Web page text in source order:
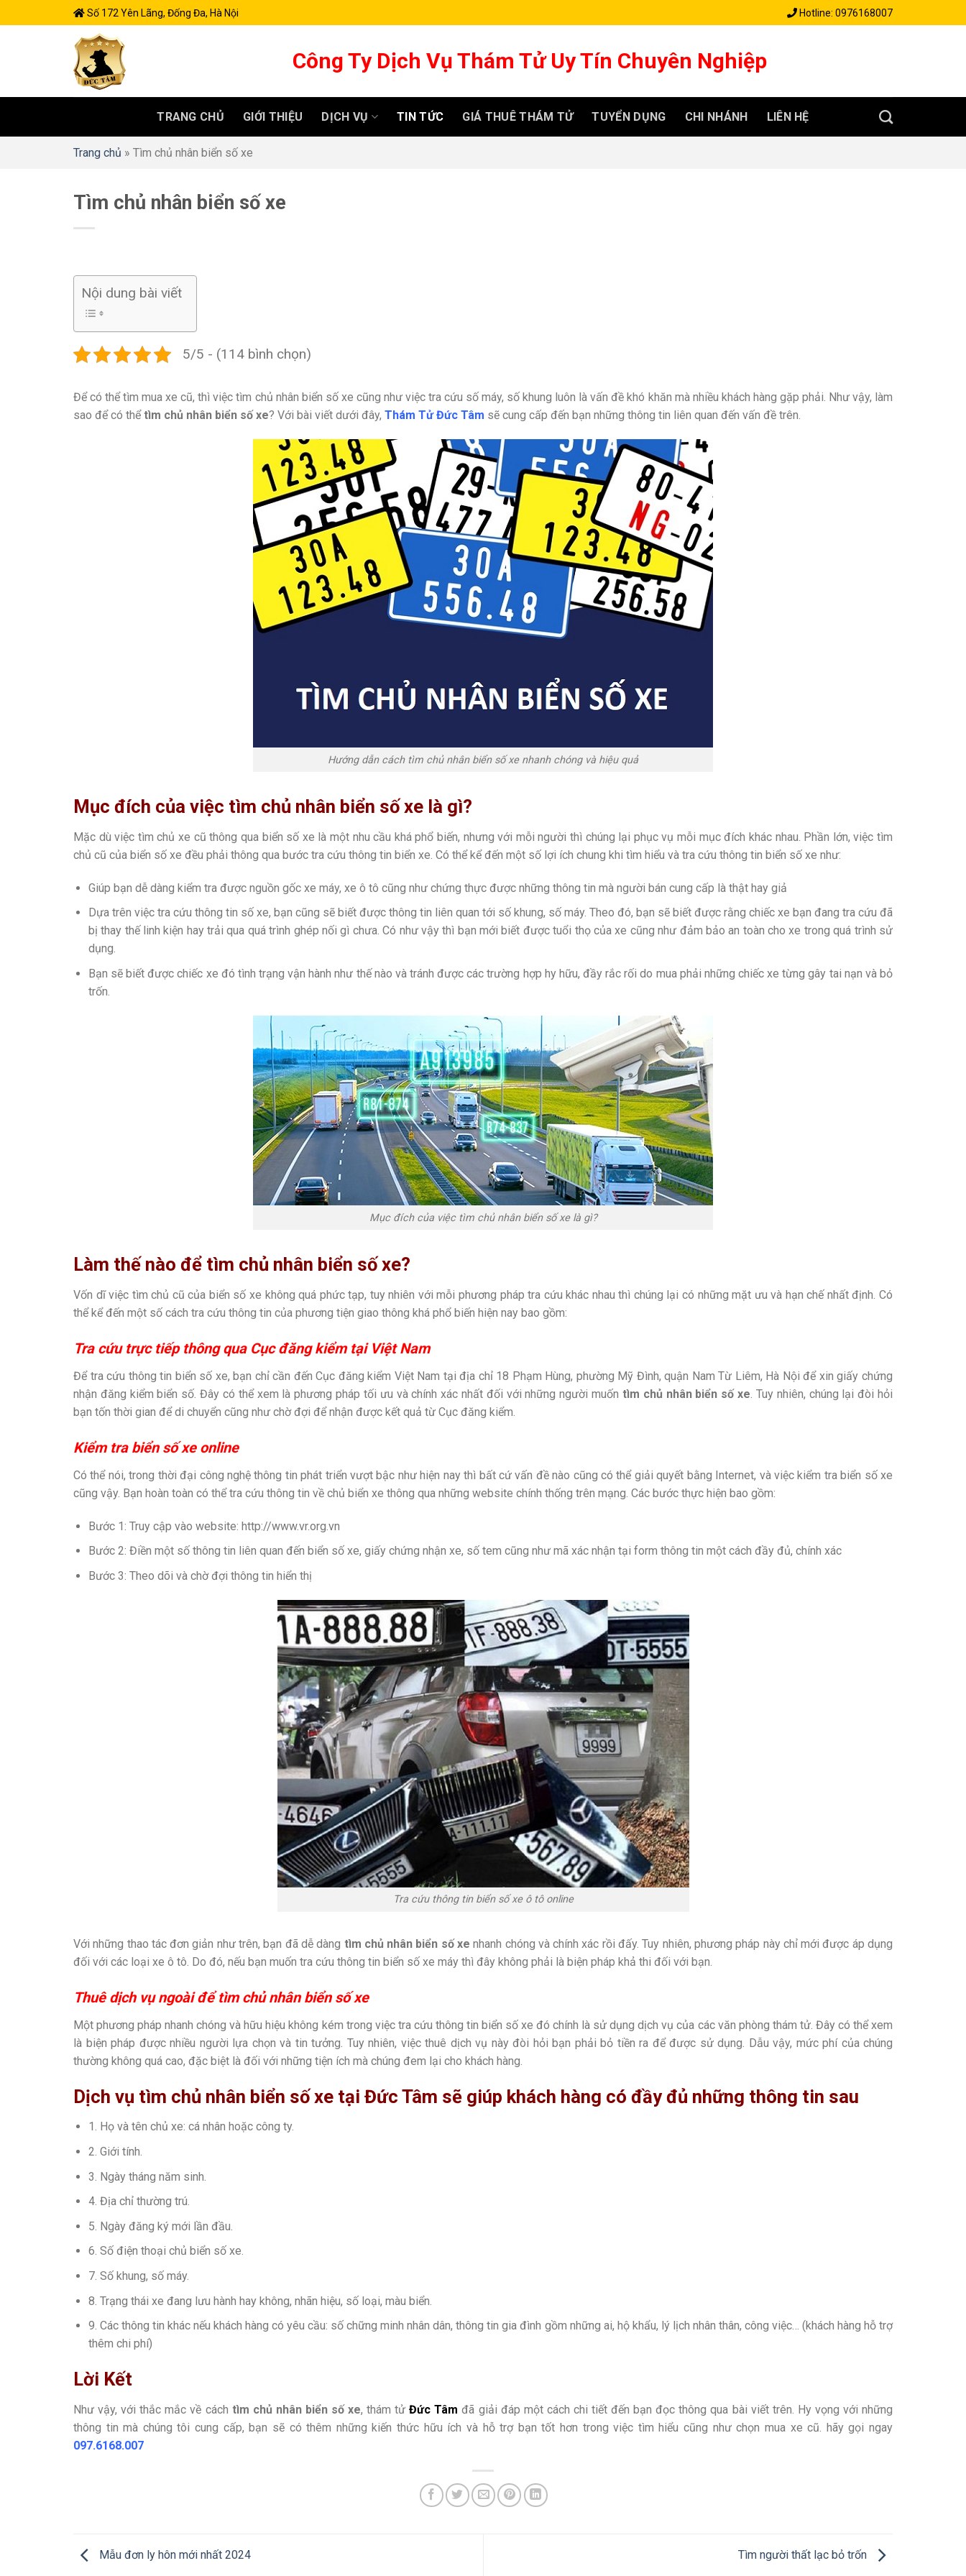
to
Số 172 Yên Lãng, Đống Đa, Hà Nội Hotline: 0976168007
Công Ty Dịch Vụ Thám Tử Uy Tín Chuyên Nghiệp
TRANG CHỦ GIỚI THIỆU DỊCH VỤ TIN TỨC GIÁ THUÊ THÁM TỬ TUYỂN DỤNG CHI NHÁNH LIÊN HỆ
Trang chủ » Tìm chủ nhân biển số xe
Tìm chủ nhân biển số xe
Nội dung bài viết
5/5 - (114 bình chọn)
Để có thể tìm mua xe cũ, thì việc tìm chủ nhân biển số xe cũng như việc tra cứu số máy, số khung luôn là vấn đề khó khăn mà nhiều khách hàng gặp phải. Như vậy, làm
sao để có thểtìm chủ nhân biển số xe? Với bài viết dưới đây, Thám Tử Đức Tâm sẽ cung cấp đến bạn những thông tin liên quan đến vấn đề trên.
Hướng dẫn cách tìm chủ nhân biển số xe nhanh chóng và hiệu quả
Mục đích của việc tìm chủ nhân biển số xe là gì?
Mặc dù việc tìm chủ xe cũ thông qua biển số xe là một nhu cầu khá phổ biến, nhưng với mỗi người thì chúng lại phục vụ mỗi mục đích khác nhau. Phần lớn, việc tìm
chủ cũ của biển số xe đều phải thông qua bước tra cứu thông tin biển xe. Có thể kể đến một số lợi ích chung khi tìm hiểu và tra cứu thông tin biển số xe như:
Giúp bạn dễ dàng kiểm tra được nguồn gốc xe máy, xe ô tô cũng như chứng thực được những thông tin mà người bán cung cấp là thật hay giả
Dựa trên việc tra cứu thông tin số xe, bạn cũng sẽ biết được thông tin liên quan tới số khung, số máy. Theo đó, bạn sẽ biết được rằng chiếc xe bạn đang tra cứu đã
bị thay thế linh kiện hay trải qua quá trình ghép nối gì chưa. Có như vậy thì bạn mới biết được tuổi thọ của xe cũng như đảm bảo an toàn cho xe trong quá trình sử
dụng.
Bạn sẽ biết được chiếc xe đó tình trạng vận hành như thế nào và tránh được các trường hợp hy hữu, đầy rắc rối do mua phải những chiếc xe từng gây tai nạn và bỏ
trốn.
Mục đích của việc tìm chủ nhân biển số xe là gì?
Làm thế nào để tìm chủ nhân biển số xe?
Vốn dĩ việc tìm chủ cũ của biển số xe không quá phức tạp, tuy nhiên với mỗi phương pháp tra cứu khác nhau thì chúng lại có những mặt ưu và hạn chế nhất định. Có
thể kể đến một số cách tra cứu thông tin của phương tiện giao thông khá phổ biến hiện nay bao gồm:
Tra cứu trực tiếp thông qua Cục đăng kiểm tại Việt Nam
Để tra cứu thông tin biển số xe, bạn chỉ cần đến Cục đăng kiểm Việt Nam tại địa chỉ 18 Phạm Hùng, phường Mỹ Đình, quận Nam Từ Liêm, Hà Nội để xin giấy chứng
nhận đăng kiểm biển số. Đây có thể xem là phương pháp tối ưu và chính xác nhất đối với những người muốn tìm chủ nhân biển số xe. Tuy nhiên, chúng lại đòi hỏi
bạn tốn thời gian để di chuyển cũng như chờ đợi để nhận được kết quả từ Cục đăng kiểm.
Kiểm tra biển số xe online
Có thể nói, trong thời đại công nghệ thông tin phát triển vượt bậc như hiện nay thì bất cứ vấn đề nào cũng có thể giải quyết bằng Internet, và việc kiểm tra biển số xe
cũng vậy. Bạn hoàn toàn có thể tra cứu thông tin về chủ biển xe thông qua những website chính thống trên mạng. Các bước thực hiện bao gồm:
Bước 1: Truy cập vào website: http://www.vr.org.vn
Bước 2: Điền một số thông tin liên quan đến biển số xe, giấy chứng nhận xe, số tem cũng như mã xác nhận tại form thông tin một cách đầy đủ, chính xác
Bước 3: Theo dõi và chờ đợi thông tin hiển thị
Tra cứu thông tin biển số xe ô tô online
Với những thao tác đơn giản như trên, bạn đã dễ dàng tìm chủ nhân biển số xenhanh chóng và chính xác rồi đấy. Tuy nhiên, phương pháp này chỉ mới được áp dụng
đối với các loại xe ô tô. Do đó, nếu bạn muốn tra cứu thông tin biển số xe máy thì đây không phải là biện pháp khả thi đối với bạn.
Thuê dịch vụ ngoài để tìm chủ nhân biển số xe
Một phương pháp nhanh chóng và hữu hiệu không kém trong việc tra cứu thông tin biển số xe đó chính là sử dụng dịch vụ của các văn phòng thám tử. Đây có thể xem
là biện pháp được nhiều người lựa chọn và tin tưởng. Tuy nhiên, việc thuê dịch vụ này đòi hỏi bạn phải bỏ tiền ra để được sử dụng. Dẫu vậy, mức phí của chúng
thường không quá cao, đặc biệt là đối với những tiện ích mà chúng đem lại cho khách hàng.
Dịch vụ tìm chủ nhân biển số xe tại Đức Tâm sẽ giúp khách hàng có đầy đủ những thông tin sau
1. Họ và tên chủ xe: cá nhân hoặc công ty.
2. Giới tính.
3. Ngày tháng năm sinh.
4. Địa chỉ thường trú.
5. Ngày đăng ký mới lần đầu.
6. Số điện thoại chủ biển số xe.
7. Số khung, số máy.
8. Trạng thái xe đang lưu hành hay không, nhãn hiệu, số loại, màu biển.
9. Các thông tin khác nếu khách hàng có yêu cầu: số chững minh nhân dân, thông tin gia đình gồm những ai, hộ khẩu, lý lịch nhân thân, công việc… (khách hàng hỗ trợ
thêm chi phí)
Lời Kết
Như vậy, với thắc mắc về cách tìm chủ nhân biển số xe, thám tửĐức Tâm đã giải đáp một cách chi tiết đến bạn đọc thông qua bài viết trên. Hy vọng với những
thông tin mà chúng tôi cung cấp, bạn sẽ có thêm những kiến thức hữu ích và hỗ trợ bạn tốt hơn trong việc tìm hiểu cũng như chọn mua xe cũ. hãy gọi ngay
097.6168.007
Mẫu đơn ly hôn mới nhất 2024 Tìm người thất lạc bỏ trốn